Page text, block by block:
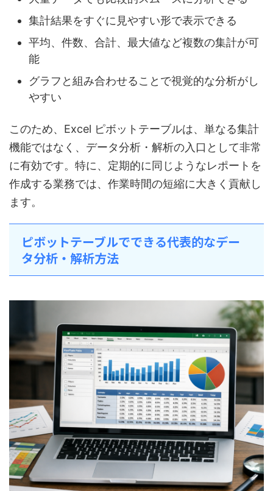
集計結果をすぐに見やすい形で表示できる
平均、件数、合計、最大値など複数の集計が可
能
グラフと組み合わせることで視覚的な分析がし
やすい
このため、Excel ピボットテーブルは、単なる集計
機能ではなく、データ分析・解析の入口として非常
に有効です。特に、定期的に同じようなレポートを
作成する業務では、作業時間の短縮に大きく貢献し
ます。
ピボットテーブルでできる代表的なデー
タ分析・解析方法